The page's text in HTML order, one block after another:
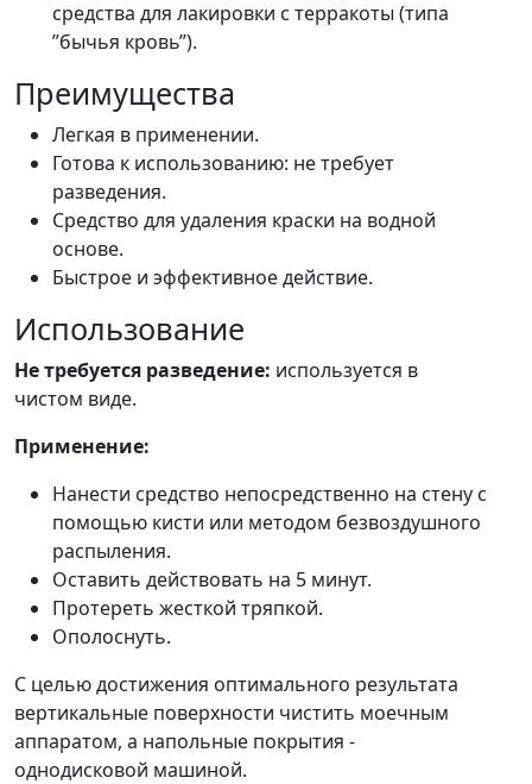
средства для лакировки с терракоты (типа
”бычья кровь”).
Преимущества
Легкая в применении.
Готова к использованию: не требует
разведения.
Средство для удаления краски на водной
основе.
Быстрое и эффективное действие.
Использование
Не требуется разведение: используется в
чистом виде.
Применение:
Нанести средство непосредственно на стену с
помощью кисти или методом безвоздушного
распыления.
Оставить действовать на 5 минут.
Протереть жесткой тряпкой.
Ополоснуть.
С целью достижения оптимального результата
вертикальные поверхности чистить моечным
аппаратом, а напольные покрытия -
однодисковой машиной.